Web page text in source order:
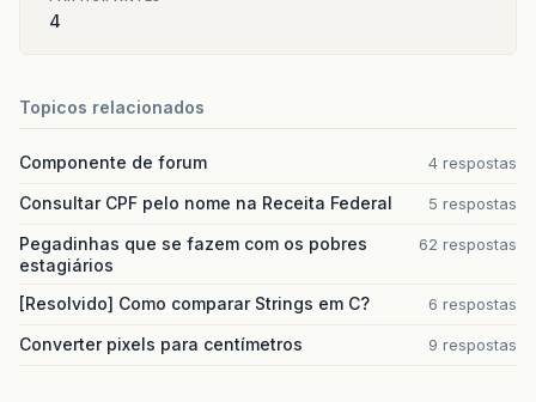
4
Topicos relacionados
Componente de forum 4 respostas
Consultar CPF pelo nome na Receita Federal 5 respostas
Pegadinhas que se fazem com os pobres
estagiários
62 respostas
[Resolvido] Como comparar Strings em C? 6 respostas
Converter pixels para centímetros 9 respostas